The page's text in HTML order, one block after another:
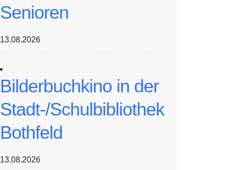
Senioren
13.08.2026
Bilderbuchkino in der
Stadt-/Schulbibliothek
Bothfeld
13.08.2026